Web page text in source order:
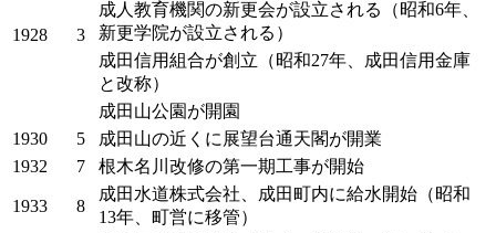
1928 3
成人教育機関の新更会が設立される（昭和6年、
新更学院が設立される）
成田信用組合が創立（昭和27年、成田信用金庫
と改称）
成田山公園が開園
1930
5
成田山の近くに展望台通天閣が開業
1932
7 根木名川改修の第一期工事が開始
1933 8
成田水道株式会社、成田町内に給水開始（昭和
13年、町営に移管）